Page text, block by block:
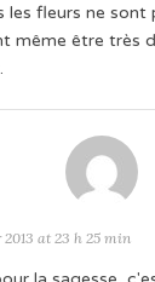
fleurs ne sont
même être très
at 23 h 25 min